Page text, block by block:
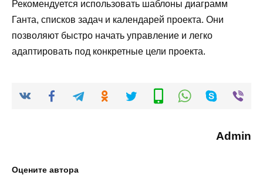
Рекомендуется использовать шаблоны диаграмм
Ганта, списков задач и календарей проекта. Они
позволяют быстро начать управление и легко
адаптировать под конкретные цели проекта.
Admin
Оцените автора